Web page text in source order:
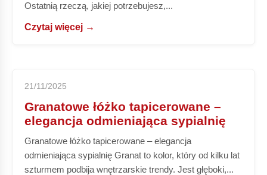
Ostatnią rzeczą, jakiej potrzebujesz,...
Czytaj więcej →
21/11/2025
Granatowe łóżko tapicerowane –
elegancja odmieniająca sypialnię
Granatowe łóżko tapicerowane – elegancja
odmieniająca sypialnię Granat to kolor, który od kilku lat
szturmem podbija wnętrzarskie trendy. Jest głęboki,...